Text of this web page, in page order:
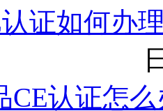
证如何办
CE认证怎